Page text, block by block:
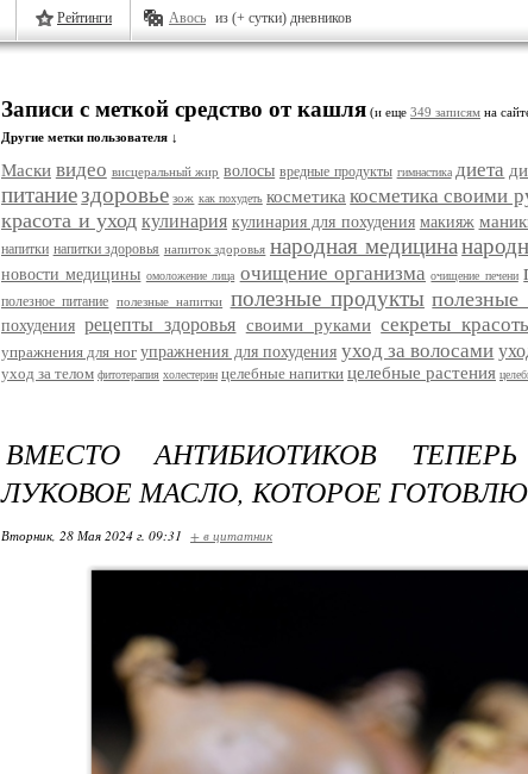
Рейтинги Авось из (+ сутки) дневников
Записи с меткой средство от кашля (и еще 349 записям на
Другие метки пользователя ↓
Маски видео висцеральный жир волосы вредные продукты гимнастика диета
питаниездоровье зож как похудеть косметика косметика своими
красота и уход кулинария кулинария для похудения макияж
напитки напитки здоровья напиток здоровья народная медицина
новости медицины омоложение лица очищение организма очищение печени
полезное питание полезные напитки полезные продукты полезные
похудения рецепты здоровья своими руками секреты
упражнения для ног упражнения для похудения уход за волосами
уход за телом фитотерапия холестерин целебные напитки целебные растения
ВМЕСТО АНТИБИОТИКОВ
ЛУКОВОЕ МАСЛО, КОТОРОЕ
Вторник, 28 Мая 2024 г. 09:31 + в цитатник